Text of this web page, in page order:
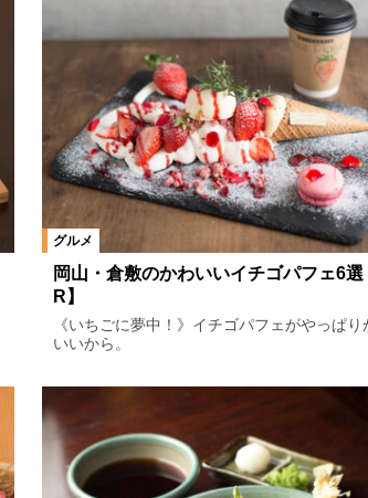
グルメ
岡山・倉敷のかわいいイチゴパフェ6選
R】
《いちごに夢中！》イチゴパフェがやっぱり
いいから。